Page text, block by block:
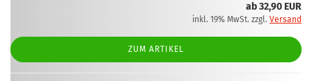
ab 32,90 EUR
inkl. 19% MwSt. zzgl. Versand
ZUM ARTIKEL